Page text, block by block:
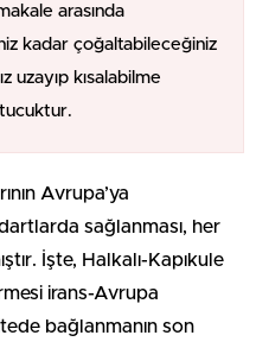
arasında
kadar çoğaltabileceğiniz
uzayıp kısalabilme
Avrupa’ya
sağlanması, her
İşte, Halkalı-Kapıkule
irans-Avrupa
bağlanmanın son